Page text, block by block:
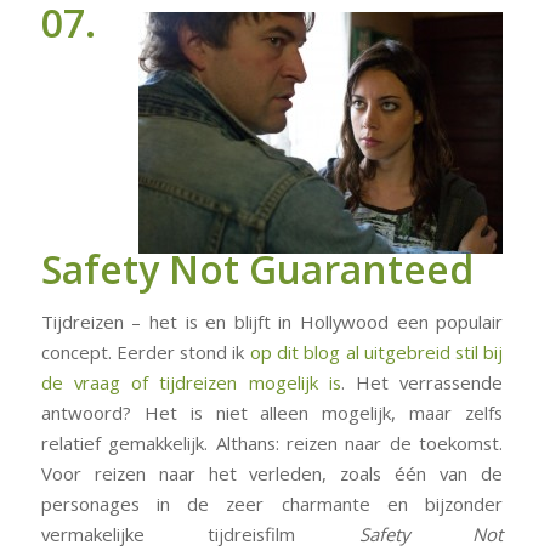
07.
Safety Not Guaranteed
Tijdreizen – het is en blijft in Hollywood een populair
concept. Eerder stond ik op dit blog al uitgebreid stil bij
de vraag of tijdreizen mogelijk is. Het verrassende
antwoord? Het is niet alleen mogelijk, maar zelfs
relatief gemakkelijk. Althans: reizen naar de toekomst.
Voor reizen naar het verleden, zoals één van de
personages in de zeer charmante en bijzonder
vermakelijke tijdreisfilm Safety Not